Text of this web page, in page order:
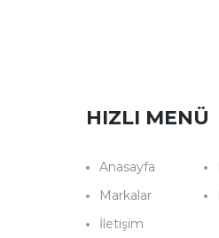
HIZLI MENÜ
Anasayfa
Markalar
İletişim